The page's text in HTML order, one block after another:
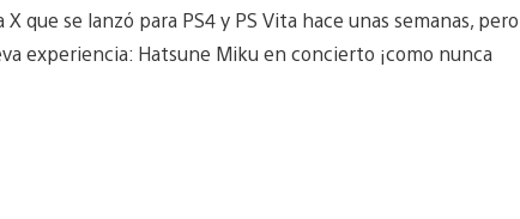
que se lanzó para PS4 y PS Vita hace unas semanas, pero
experiencia: Hatsune Miku en concierto ¡como nunca